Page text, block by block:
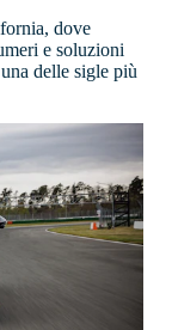
dove
e soluzioni
delle sigle più